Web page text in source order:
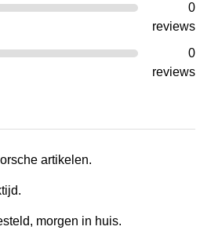
0
reviews
0
reviews
artikelen.
morgen in huis.